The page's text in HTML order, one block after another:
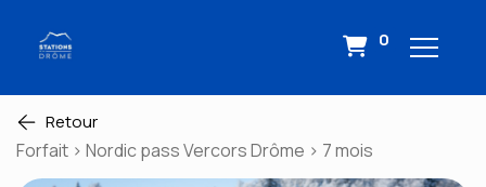
0
Retour
Forfait > Nordic pass Vercors Drôme > 7 mois